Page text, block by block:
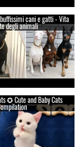
cani e gatti - Vita
degli animali
✪ Cute and Baby Cats